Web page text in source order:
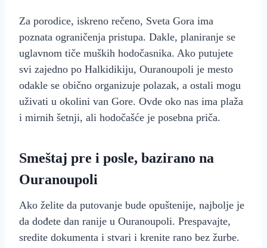
Za porodice, iskreno rečeno, Sveta Gora ima
poznata ograničenja pristupa. Dakle, planiranje se
uglavnom tiče muških hodočasnika. Ako putujete
svi zajedno po Halkidikiju, Ouranoupoli je mesto
odakle se obično organizuje polazak, a ostali mogu
uživati u okolini van Gore. Ovde oko nas ima plaža
i mirnih šetnji, ali hodočašće je posebna priča.
Smeštaj pre i posle, bazirano na
Ouranoupoli
Ako želite da putovanje bude opuštenije, najbolje je
da dođete dan ranije u Ouranoupoli. Prespavajte,
sredite dokumenta i stvari i krenite rano bez žurbe.